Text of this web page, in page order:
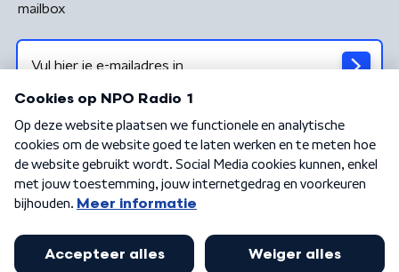
mailbox
Algemene voorwaarden